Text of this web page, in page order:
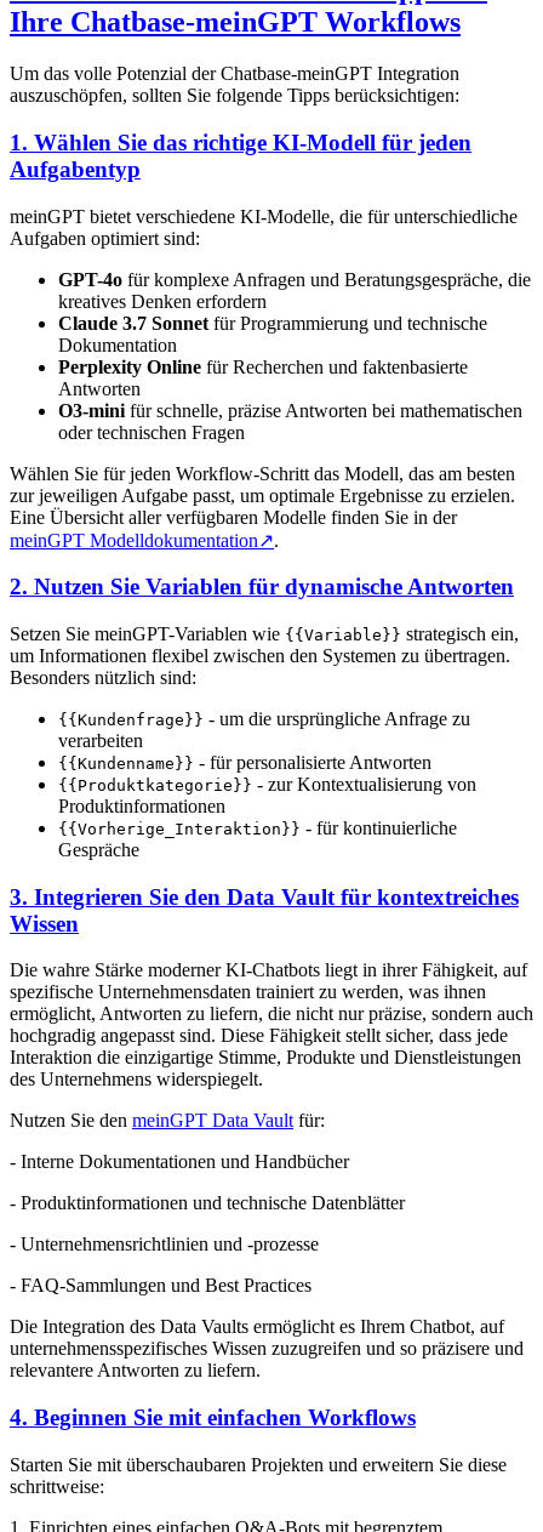
Ihre Chatbase-meinGPT Workflows
Um das volle Potenzial der Chatbase-meinGPT Integration
auszuschöpfen, sollten Sie folgende Tipps berücksichtigen:
1. Wählen Sie das richtige KI-Modell für jeden
Aufgabentyp
meinGPT bietet verschiedene KI-Modelle, die für unterschiedliche
Aufgaben optimiert sind:
GPT-4o für komplexe Anfragen und Beratungsgespräche, die
kreatives Denken erfordern
Claude 3.7 Sonnet für Programmierung und technische
Dokumentation
Perplexity Online für Recherchen und faktenbasierte
Antworten
O3-mini für schnelle, präzise Antworten bei mathematischen
oder technischen Fragen
Wählen Sie für jeden Workflow-Schritt das Modell, das am besten
zur jeweiligen Aufgabe passt, um optimale Ergebnisse zu erzielen.
Eine Übersicht aller verfügbaren Modelle finden Sie in der
meinGPT Modelldokumentation↗.
2. Nutzen Sie Variablen für dynamische Antworten
Setzen Sie meinGPT-Variablen wie {{Variable}} strategisch ein,
um Informationen flexibel zwischen den Systemen zu übertragen.
Besonders nützlich sind:
{{Kundenfrage}} - um die ursprüngliche Anfrage zu
verarbeiten
{{Kundenname}} - für personalisierte Antworten
{{Produktkategorie}} - zur Kontextualisierung von
Produktinformationen
{{Vorherige_Interaktion}} - für kontinuierliche
Gespräche
3. Integrieren Sie den Data Vault für kontextreiches
Wissen
Die wahre Stärke moderner KI-Chatbots liegt in ihrer Fähigkeit, auf
spezifische Unternehmensdaten trainiert zu werden, was ihnen
ermöglicht, Antworten zu liefern, die nicht nur präzise, sondern auch
hochgradig angepasst sind. Diese Fähigkeit stellt sicher, dass jede
Interaktion die einzigartige Stimme, Produkte und Dienstleistungen
des Unternehmens widerspiegelt.
Nutzen Sie den meinGPT Data Vaultfür:
- Interne Dokumentationen und Handbücher
- Produktinformationen und technische Datenblätter
- Unternehmensrichtlinien und -prozesse
- FAQ-Sammlungen und Best Practices
Die Integration des Data Vaults ermöglicht es Ihrem Chatbot, auf
unternehmensspezifisches Wissen zuzugreifen und so präzisere und
relevantere Antworten zu liefern.
4. Beginnen Sie mit einfachen Workflows
Starten Sie mit überschaubaren Projekten und erweitern Sie diese
schrittweise:
1. Einrichten eines einfachen Q&A-Bots mit begrenztem